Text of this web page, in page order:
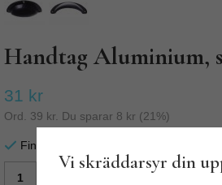
Handtag Aluminium,
31 kr
Ord. 39 kr . Du sparar 8 kr (21 %)
Finns i lager för omgående leverans
Vi skräddarsyr din